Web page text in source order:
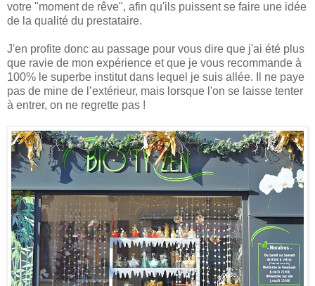
votre "moment de rêve", afin qu'ils puissent se faire une idée
de la qualité du prestataire.
J'en profite donc au passage pour vous dire que j'ai été plus
que ravie de mon expérience et que je vous recommande à
100% le superbe institut dans lequel je suis allée. Il ne paye
pas de mine de l’extérieur, mais lorsque l'on se laisse tenter
à entrer, on ne regrette pas !